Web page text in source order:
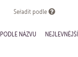
Seřadit podle
PODLE NÁZVU NEJLEVNĚJŠÍ